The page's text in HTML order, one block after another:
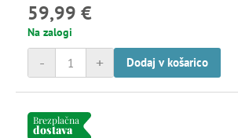
59,99 €
Na zalogi
+
- Dodaj v košarico
Brezplačna
dostava